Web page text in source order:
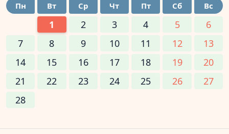
Пн Вт Ср Чт Пт Сб Вс
1 2 3 4 5
6
7
8 9 10 11 12
13
14
15 16 17 18 19
20
21
22 23 24 25 26
27
28